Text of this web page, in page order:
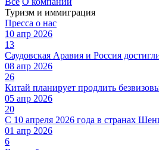
Туризм и иммиграция
Пресса о нас
10 апр 2026
13
Саудовская Аравия и Россия
08 апр 2026
26
Китай планирует продлить
05 апр 2026
20
С 10 апреля 2026 года в странах
01 апр 2026
6